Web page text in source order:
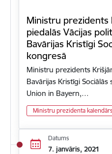
Ministru prezidents
piedalās Vācijas
Bavārijas Kristīgi
kongresā
Ministru prezidents
Bavārijas Kristīgi Sociālās
Union in Bayern,…
Ministru prezidenta kalendārs
Datums
7. janvāris, 2021